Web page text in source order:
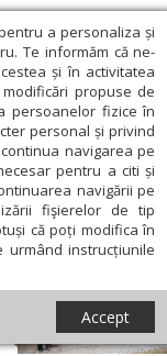
a personaliza și
Te informăm că ne-
și în activitatea
propuse de
persoanelor fizice în
personal și privind
navigarea pe
pentru a citi și
navigării pe
fişierelor de tip
că poți modifica în
urmând instrucțiunile
Accept
Diaspora